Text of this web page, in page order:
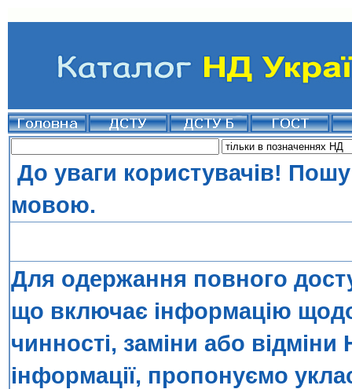
До уваги користувачів!
мовою.
Для одержання повного
що включає інформацію
чинності, заміни або
інформації, пропонуємо